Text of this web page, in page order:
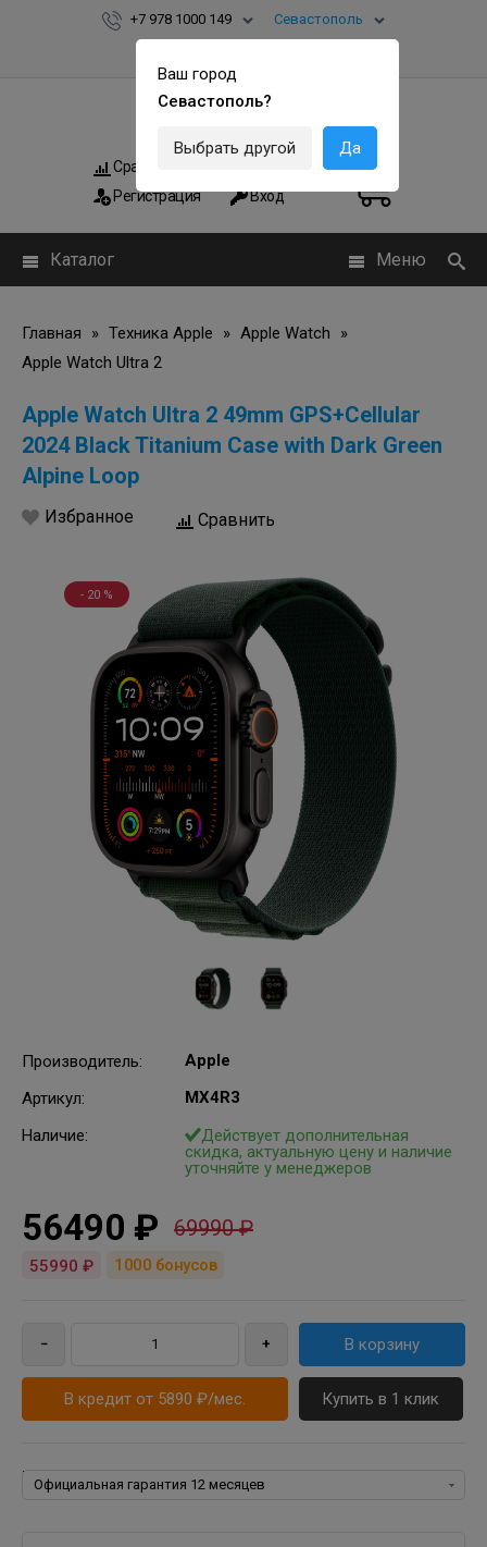
Ваш город
Севастополь?
Выбрать другой Да
+7 978 1000 149 Севастополь
Сравнить
Регистрация
Мои заказы
Вход
0
Каталог Меню
Главная » Техника Apple » Apple Watch
»
Apple Watch Ultra 2
Apple Watch Ultra 2 49mm GPS+Cellular
2024 Black Titanium Case with Dark Green
Alpine Loop
Избранное Сравнить
- 20 %
Производитель:
Apple
Артикул:
MX4R3
Наличие:
Действует дополнительная
скидка, актуальную цену и наличие
уточняйте у менеджеров
56490 ₽ 69990 ₽
1000 бонусов
55990 ₽
В кредит от 5890 ₽/мес. Купить в 1 клик
Гарантия: